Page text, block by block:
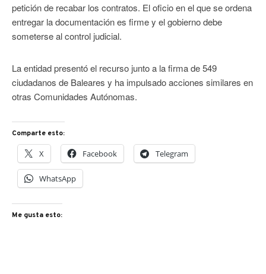
petición de recabar los contratos. El oficio en el que se ordena
entregar la documentación es firme y el gobierno debe
someterse al control judicial.
La entidad presentó el recurso junto a la firma de 549
ciudadanos de Baleares y ha impulsado acciones similares en
otras Comunidades Autónomas.
Comparte esto:
X Facebook Telegram
WhatsApp
Me gusta esto: